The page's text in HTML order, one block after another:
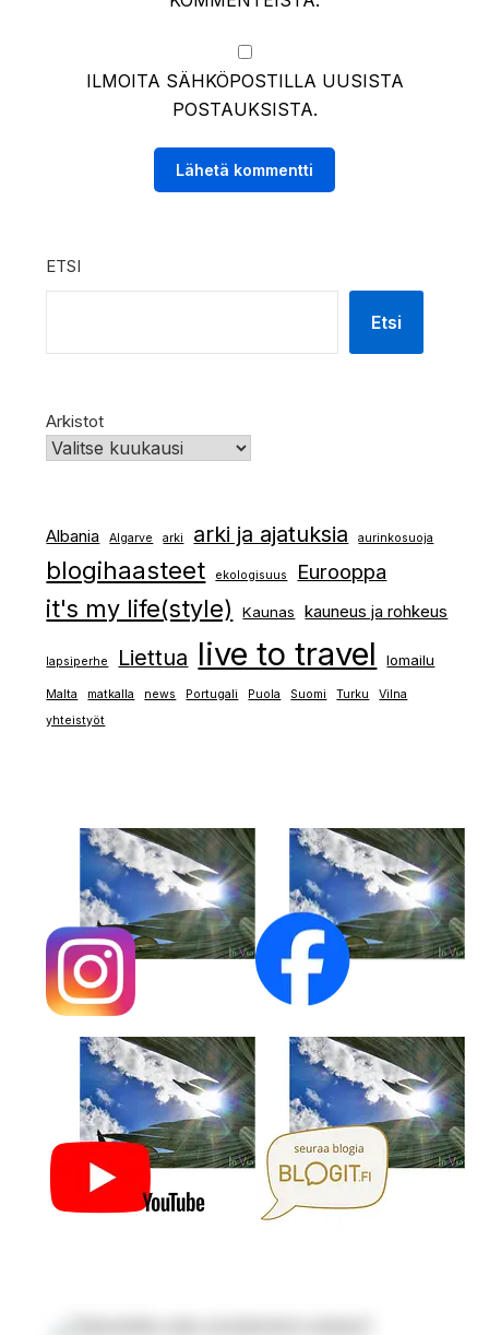
ILMOITA SÄHKÖPOSTILLA UUSISTA
POSTAUKSISTA.
ETSI
Etsi
Arkistot
Albania Algarve arki arki ja ajatuksia aurinkosuoja
blogihaasteet ekologisuus Eurooppa
it's my life(style) Kaunas kauneus ja rohkeus
lapsiperhe Liettua live to travel lomailu
Malta matkalla news Portugali Puola Suomi Turku
Vilna
yhteistyöt